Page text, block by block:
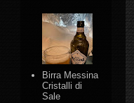
Birra Messina
Cristalli di
Sale